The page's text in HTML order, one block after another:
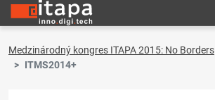
Medzinárodný kongres ITAPA 2015: No Borders
ITMS2014+